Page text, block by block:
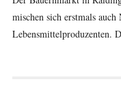
mischen sich erstmals
Lebensmittelproduzenten.